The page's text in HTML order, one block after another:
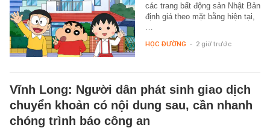
các trang bất động sản Nhật Bản
định giá theo mặt bằng hiện tại,
HỌC ĐƯỜNG - 2 giờ trước
Vĩnh Long: Người dân phát sinh giao dịch
chuyển khoản có nội dung sau, cần nhanh
chóng trình báo công an